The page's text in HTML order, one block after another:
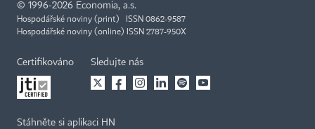
© 1996-2026 Economia, a.s.
Hospodářské noviny (print) ISSN 0862-9587
Hospodářské noviny (online) ISSN 2787-950X
Certifikováno Sledujte nás
Stáhněte si aplikaci HN